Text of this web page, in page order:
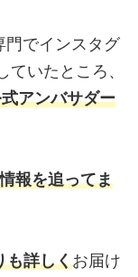
門でインスタグ
ていたところ、
アンバサダー
報を追ってま
も詳しくお届け